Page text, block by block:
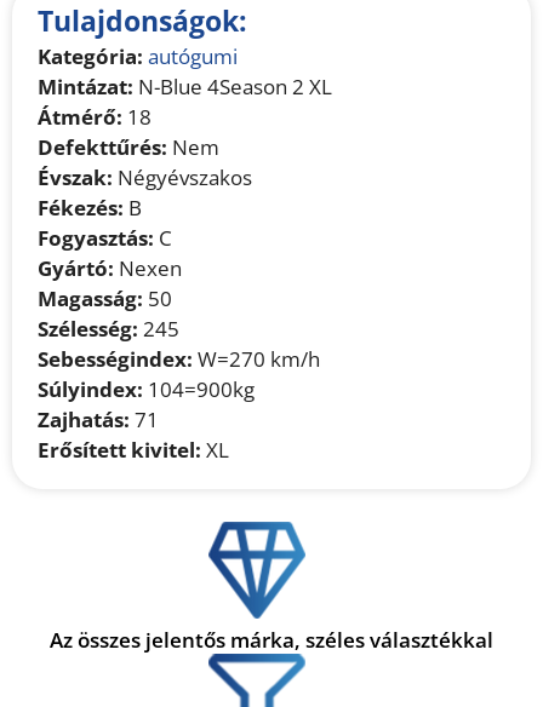
Tulajdonságok:
Kategória: autógumi
Mintázat: N-Blue 4Season 2 XL
Átmérő: 18
Defekttűrés: Nem
Évszak: Négyévszakos
Fékezés: B
Fogyasztás: C
Gyártó: Nexen
Magasság: 50
Szélesség: 245
Sebességindex: W=270 km/h
Súlyindex: 104=900kg
Zajhatás: 71
Erősített kivitel: XL
Az összes jelentős márka, széles választékkal